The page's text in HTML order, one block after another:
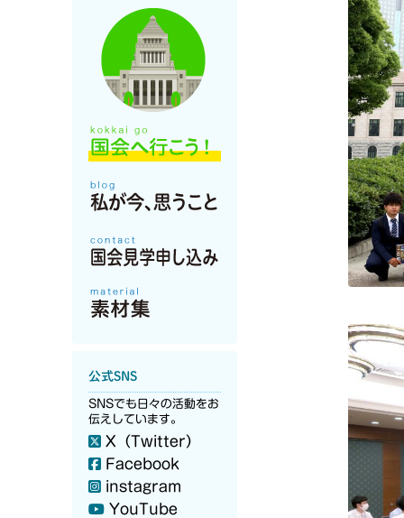
公式SNS
SNSでも日々の活動をお
伝えしています。
X（Twitter）
Facebook
instagram
YouTube